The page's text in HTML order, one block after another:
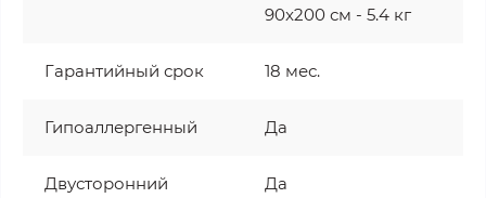
90x200 см - 5.4 кг
Гарантийный срок 18 мес.
Гипоаллергенный Да
Двусторонний
Да